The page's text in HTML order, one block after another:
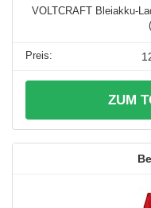
VOLTCRAFT Bleiakku-
ZUM